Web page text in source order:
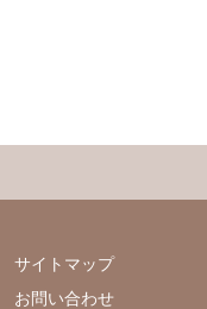
サイトマップ
お問い合わせ